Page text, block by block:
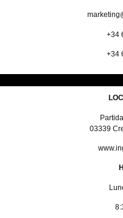
+34
+34
03339